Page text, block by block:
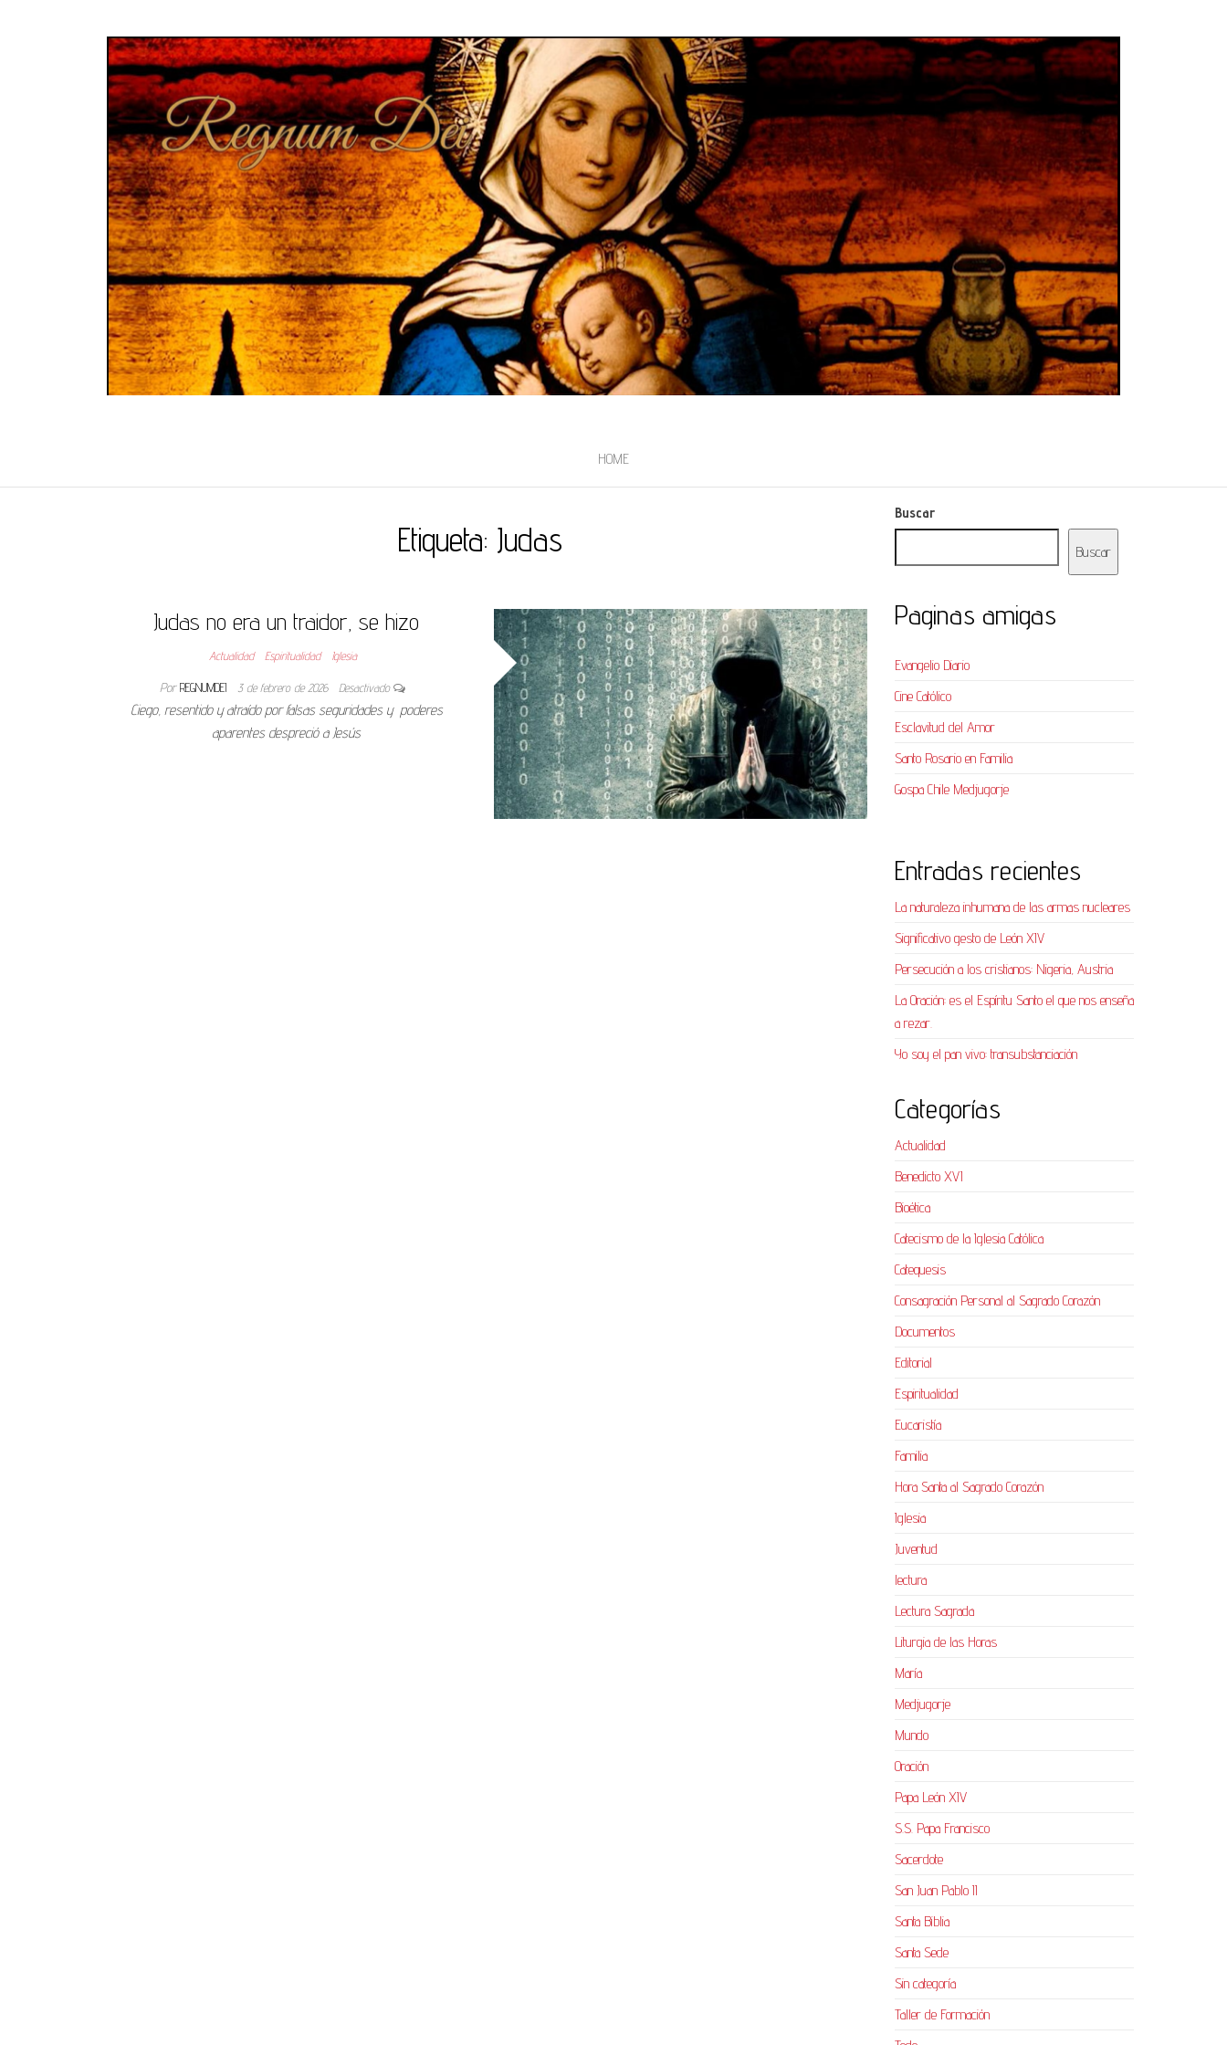
HOME
Etiqueta: Judas
Judas no era un traidor, se hizo
Actualidad Espiritualidad Iglesia
Por REGNUMDEI 3 de febrero de 2026 Desactivado
Ciego, resentido y atraído por falsas seguridades y poderes
aparentes despreció a Jesús
Buscar
Buscar
Paginas amigas
Evangelio Diario
Cine Católico
Esclavitud del Amor
Santo Rosario en Familia
Gospa Chile Medjugorje
Entradas recientes
La naturaleza inhumana de las armas nucleares
Significativo gesto de León XIV
Persecución a los cristianos: Nigeria, Austria
La Oración: es el Espíritu Santo el que nos enseña
a rezar.
Yo soy el pan vivo: transubstanciación
Categorías
Actualidad
Benedicto XVI
Bioética
Catecismo de la Iglesia Católica
Catequesis
Consagración Personal al Sagrado Corazón
Documentos
Editorial
Espiritualidad
Eucaristía
Familia
Hora Santa al Sagrado Corazón
Iglesia
Juventud
lectura
Lectura Sagrada
Liturgia de las Horas
María
Medjugorje
Mundo
Oración
Papa León XIV
S.S. Papa Francisco
Sacerdote
San Juan Pablo II
Santa Biblia
Santa Sede
Sin categoría
Taller de Formación